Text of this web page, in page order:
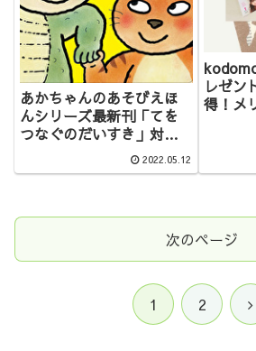
あかちゃんのあそびえほ
んシリーズ最新刊「てを
つなぐのだいすき」対象
年齢や読み聞かせの感想
【レビュー】
2022.05.12
レゼン
得！メ
次のページ
1 2
次